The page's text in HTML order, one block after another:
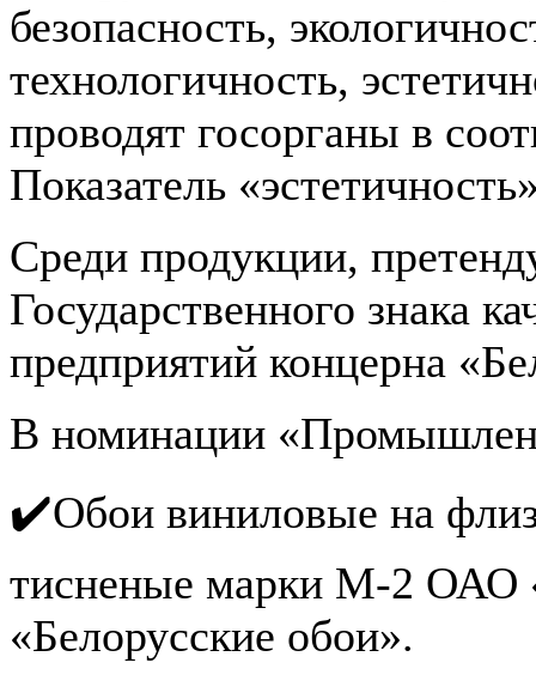
безопасность,
технологичность,
проводят госорганы в
Показатель
Среди продукции,
Государственного знака
предприятий концерна
В номинации
✔️Обои виниловые на
тисненые марки М-2 ОАО
«Белорусские обои».